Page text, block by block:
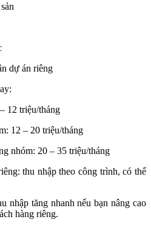
dự án riêng
12 triệu/tháng
12 – 20 triệu/tháng
nhóm: 20 – 35 triệu/tháng
thu nhập theo công trình, có thể
nhập tăng nhanh nếu bạn nâng cao
hàng riêng.